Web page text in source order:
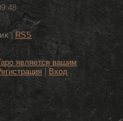
| RSS
является вашим
Вход